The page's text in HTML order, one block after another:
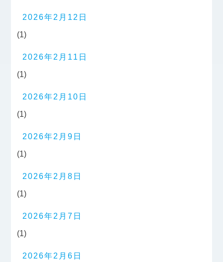
2026年2月12日
(1)
2026年2月11日
(1)
2026年2月10日
(1)
2026年2月9日
(1)
2026年2月8日
(1)
2026年2月7日
(1)
2026年2月6日